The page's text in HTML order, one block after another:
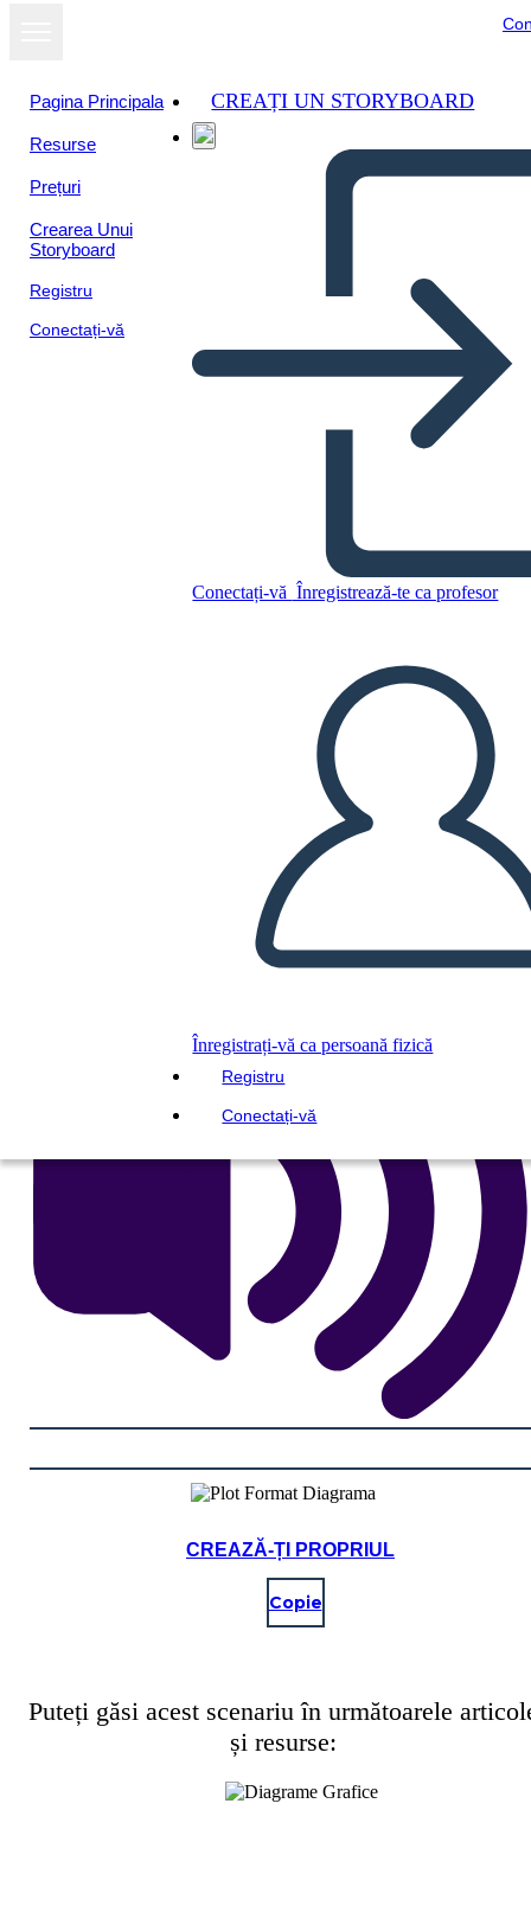
Pagina Principala
Resurse
Prețuri
Crearea Unui
Storyboard
Registru
Conectați-vă
CREAȚI UN STORYBOARD
Conectați-vă Înregistrează-te ca profesor
Înregistrați-vă ca persoană fizică
Registru
Conectați-vă
Plot Format Diagrama
Copiați acest Storyboard
CREAȚI UN STORYBOARD
REDAȚI PREZENTAREA DE DIAPOZITIVE
CITESTE-MI
CREAZĂ-ȚI PROPRIUL
Copie
Puteți găsi acest scenariu în următoarele
și resurse: